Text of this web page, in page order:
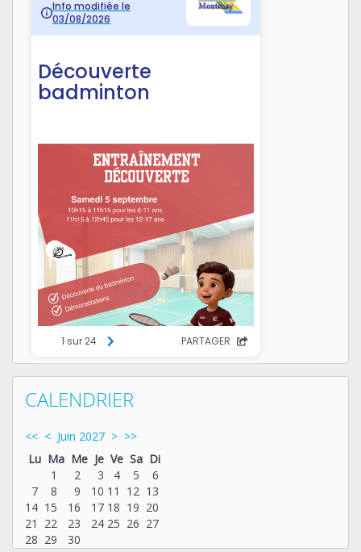
CALENDRIER
<< < Juin 2027 > >>
Lu Ma Me Je Ve Sa Di
1
2 3 4 5
6
7
8 9 10 11 12 13
14 15 16 17 18 19 20
21
22 23 24 25 26 27
28 29 30